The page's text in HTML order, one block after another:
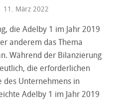
11. März 2022
die Adelby 1 im Jahr 2019
anderem das Thema
Während der Bilanzierung
die erforderlichen
des Unternehmens in
Adelby 1 im Jahr 2019